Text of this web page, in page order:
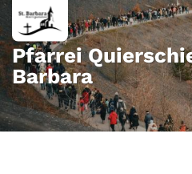
Zum Inhalt springen
Pfarrei
Barbara